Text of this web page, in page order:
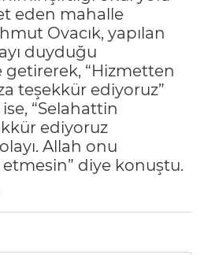
eden mahalle
Ovacık, yapılan
duyduğu
“Hizmetten
teşekkür ediyoruz”
“Selahattin
ediyoruz
Allah onu
etmesin” diye konuştu.